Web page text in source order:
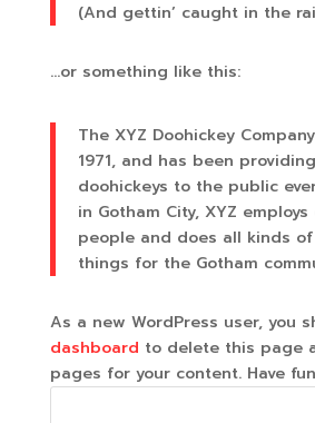
(And gettin’ caught in the
…or something like this:
The XYZ Doohickey
1971, and has been
doohickeys to the public
in Gotham City, XYZ
people and does all kinds of
things for the Gotham
As a new WordPress user, you
dashboard to delete this page
pages for your content. Have